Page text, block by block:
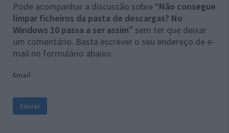
Pode acompanhar a discussão sobre “Não consegue
limpar ficheiros da pasta de descargas? No
Windows 10 passa a ser assim” sem ter que deixar
um comentário. Basta escrever o seu endereço de e-
mail no formulário abaixo.
Email